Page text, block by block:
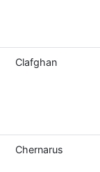
Clafghan
Chernarus